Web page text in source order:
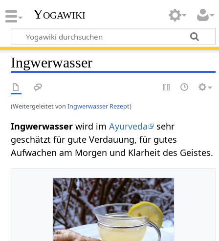
Yogawiki
Ingwerwasser
(Weitergeleitet vonIngwerwasser Rezept)
Ingwerwasser wird imAyurveda
sehr
geschätzt für gute Verdauung, für gutes
Aufwachen am Morgen und Klarheit des Geistes.